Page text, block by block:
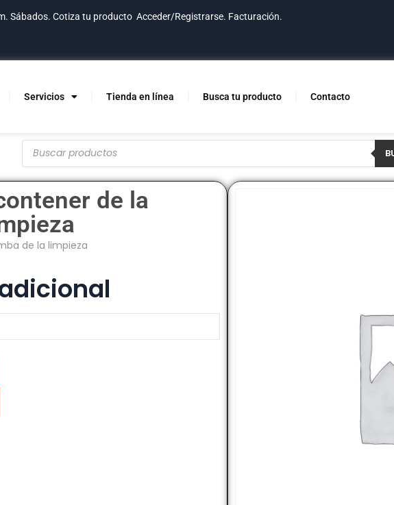
Sábados. Cotiza tu producto Acceder/Registrarse. Facturación.
Servicios Tienda en línea Busca tu producto Contacto
de la
de la limpieza